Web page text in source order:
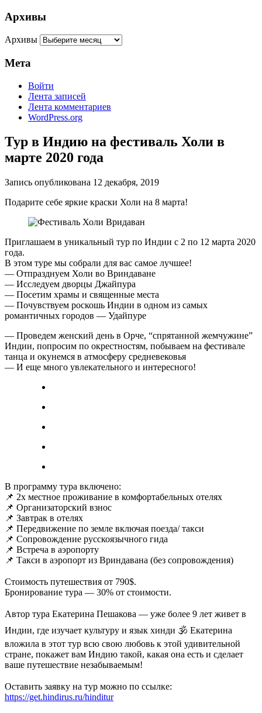
Архивы
Архивы
Мета
Войти
Лента записей
Лента комментариев
WordPress.org
Тур в Индию на фестиваль Холи в
марте 2020 года
Запись опубликована 12 декабря, 2019
Подарите себе яркие краски Холи на 8 марта!
Приглашаем в уникальный тур по Индии с 2 по 12 марта 2020
года.
В этом туре мы собрали для вас самое лучшее!
— Отпразднуем Холи во Вриндаване
— Исследуем дворцы Джайпура
— Посетим храмы и священные места
— Почувствуем роскошь Индии в одном из самых
романтичных городов — Удайпуре
— Проведем женский день в Орче, “спрятанной жемчужине”
Индии, попросим по окрестностям, побываем на фестивале
танца и окунемся в атмосферу средневековья
— И еще много увлекательного и интересного!
В программу тура включено:
📌 2х местное проживание в комфортабельных отелях
📌 Организаторский взнос
📌 Завтрак в отелях
📌 Передвижение по земле включая поезда/ такси
📌 Сопровождение русскоязычного гида
📌 Встреча в аэропорту
📌 Такси в аэропорт из Вриндавана (без сопровождения)
Стоимость путешествия от 790$.
Бронирование тура — 30% от стоимости.
Автор тура Екатерина Пешакова — уже более 9 лет живет в
Индии, где изучает культуру и язык хинди 🕉 Екатерина
вложила в этот тур всю свою любовь к этой удивительной
стране, покажет вам Индию такой, какая она есть и сделает
ваше путешествие незабываемым!
Оставить заявку на тур можно по ссылке:
https://get.hindirus.ru/hinditur